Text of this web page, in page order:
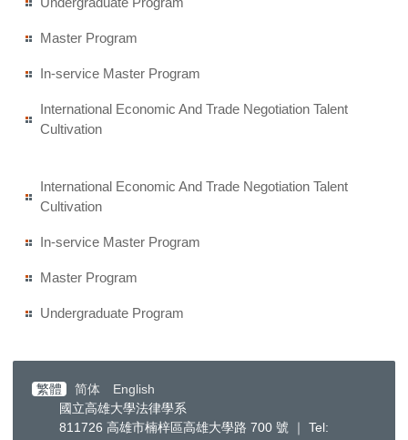
Master Program
In-service Master Program
International Economic And Trade Negotiation Talent
Cultivation
International Economic And Trade Negotiation Talent
Cultivation
In-service Master Program
Master Program
Undergraduate Program
繁體 简体
English
國立高雄大學法律學系
811726 高雄市楠梓區高雄大學路 700 號 ｜ Tel: